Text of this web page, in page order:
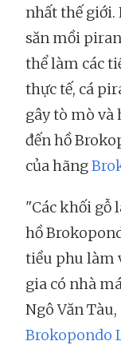
nhất thế giới.
săn mồi
thể làm các
thực tế, cá
gây tò mò và
đến hồ
của hãng
"Các khối gỗ
hồ
tiều phu làm
gia có nhà
Ngô Văn
Brokopondo